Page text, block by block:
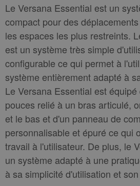
Le Versana Essential est un
compact pour des
les espaces les plus restreints.
est un système très simple
configurable ce qui permet à
système entièrement adapté à
Le Versana Essential est
pouces relié à un bras articulé,
et le bas et d'un panneau de
personnalisable et épuré ce qui
travail à l'utilisateur. De plus, le
un système adapté à une
à sa simplicité d'utilisation et